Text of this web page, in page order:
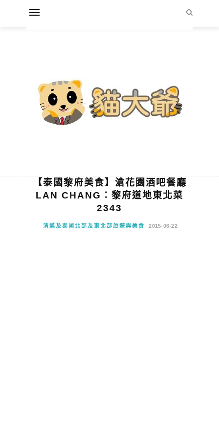
【泰國黎府美食】滄花園酒吧餐廳
LAN CHANG：黎府道地東北菜
2343
清邁及泰國北部及東北部旅遊與美食 2015-06-22